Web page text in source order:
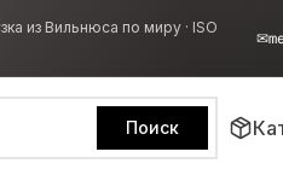
из Вильнюса по миру · ISO
✉
Поиск